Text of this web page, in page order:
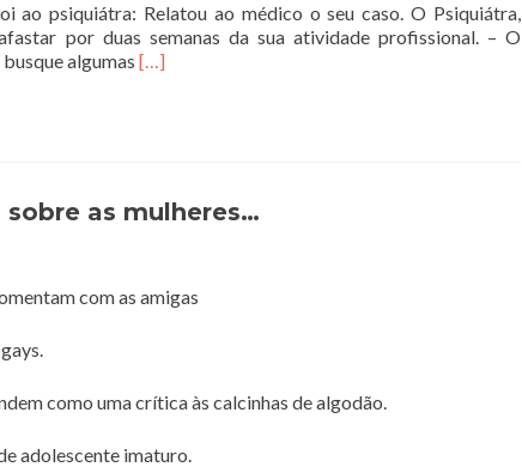
ao psiquiátra: Relatou ao médico o seu caso. O Psiquiátra,
por duas semanas da sua atividade profissional. – O
algumas Leia
[…]
as mulheres…
com as amigas
como uma crítica às calcinhas de algodão.
adolescente imaturo.